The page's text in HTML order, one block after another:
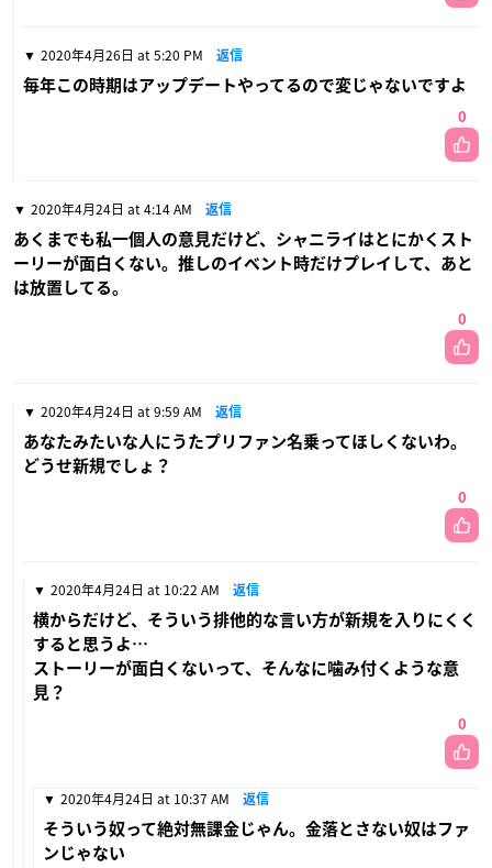
2020年4月26日 at 5:20 PM 返信
毎年この時期はアップデートやってるので変じゃないですよ
0
2020年4月24日 at 4:14 AM 返信
あくまでも私一個人の意見だけど、シャニライはとにかくスト
ーリーが面白くない。推しのイベント時だけプレイして、あと
は放置してる。
0
2020年4月24日 at 9:59 AM 返信
あなたみたいな人にうたプリファン名乗ってほしくないわ。
どうせ新規でしょ？
0
2020年4月24日 at 10:22 AM 返信
横からだけど、そういう排他的な言い方が新規を入りにくく
すると思うよ…
ストーリーが面白くないって、そんなに噛み付くような意
見？
0
2020年4月24日 at 10:37 AM 返信
そういう奴って絶対無課金じゃん。金落とさない奴はファ
ンじゃない